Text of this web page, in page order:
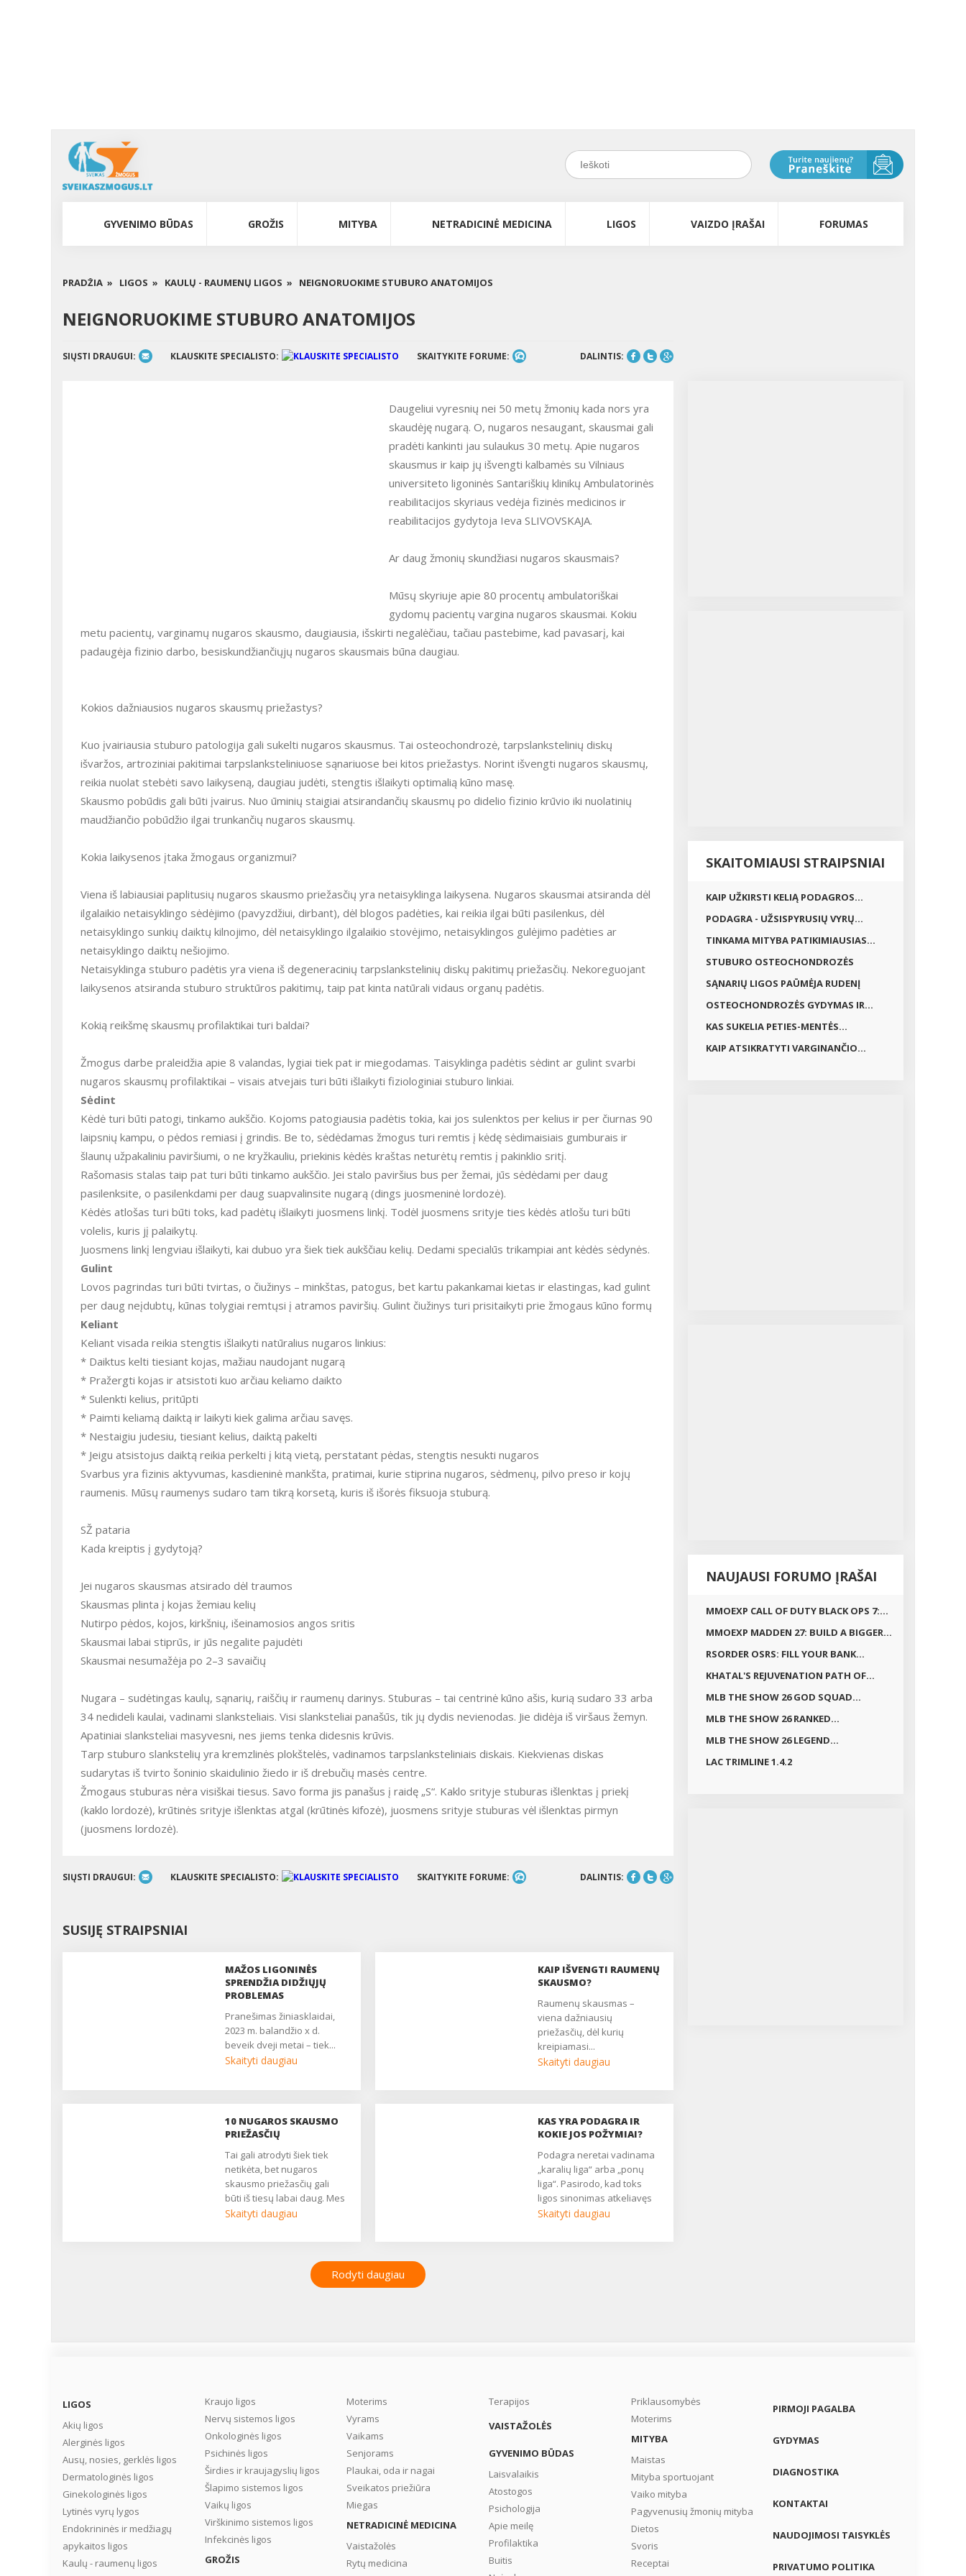
GYVENIMO BŪDAS GROŽIS MITYBA NETRADICINĖ MEDICINA LIGOS VAIZDO ĮRAŠAI FORUMAS
PRADŽIA » LIGOS » KAULŲ - RAUMENŲ LIGOS » NEIGNORUOKIME STUBURO ANATOMIJOS
NEIGNORUOKIME STUBURO ANATOMIJOS
SIŲSTI DRAUGUI: KLAUSKITE SPECIALISTO: SKAITYKITE FORUME: DALINTIS:
Daugeliui vyresnių nei 50 metų žmonių kada nors yra
skaudėję nugarą. O, nugaros nesaugant, skausmai gali
pradėti kankinti jau sulaukus 30 metų. Apie nugaros
skausmus ir kaip jų išvengti kalbamės su Vilniaus
universiteto ligoninės Santariškių klinikų Ambulatorinės
reabilitacijos skyriaus vedėja fizinės medicinos ir
reabilitacijos gydytoja Ieva SLIVOVSKAJA.
Ar daug žmonių skundžiasi nugaros skausmais?
Mūsų skyriuje apie 80 procentų ambulatoriškai
gydomų pacientų vargina nugaros skausmai. Kokiu
metu pacientų, varginamų nugaros skausmo, daugiausia, išskirti negalėčiau, tačiau pastebime, kad pavasarį, kai
padaugėja fizinio darbo, besiskundžiančiųjų nugaros skausmais būna daugiau.
Kokios dažniausios nugaros skausmų priežastys?
Kuo įvairiausia stuburo patologija gali sukelti nugaros skausmus. Tai osteochondrozė, tarpslankstelinių diskų
išvaržos, artroziniai pakitimai tarpslanksteliniuose sąnariuose bei kitos priežastys. Norint išvengti nugaros skausmų,
reikia nuolat stebėti savo laikyseną, daugiau judėti, stengtis išlaikyti optimalią kūno masę.
Skausmo pobūdis gali būti įvairus. Nuo ūminių staigiai atsirandančių skausmų po didelio fizinio krūvio iki nuolatinių
maudžiančio pobūdžio ilgai trunkančių nugaros skausmų.
Kokia laikysenos įtaka žmogaus organizmui?
Viena iš labiausiai paplitusių nugaros skausmo priežasčių yra netaisyklinga laikysena. Nugaros skausmai atsiranda dėl
ilgalaikio netaisyklingo sėdėjimo (pavyzdžiui, dirbant), dėl blogos padėties, kai reikia ilgai būti pasilenkus, dėl
netaisyklingo sunkių daiktų kilnojimo, dėl netaisyklingo ilgalaikio stovėjimo, netaisyklingos gulėjimo padėties ar
netaisyklingo daiktų nešiojimo.
Netaisyklinga stuburo padėtis yra viena iš degeneracinių tarpslankstelinių diskų pakitimų priežasčių. Nekoreguojant
laikysenos atsiranda stuburo struktūros pakitimų, taip pat kinta natūrali vidaus organų padėtis.
Kokią reikšmę skausmų profilaktikai turi baldai?
Žmogus darbe praleidžia apie 8 valandas, lygiai tiek pat ir miegodamas. Taisyklinga padėtis sėdint ar gulint svarbi
nugaros skausmų profilaktikai – visais atvejais turi būti išlaikyti fiziologiniai stuburo linkiai.
Sėdint
Kėdė turi būti patogi, tinkamo aukščio. Kojoms patogiausia padėtis tokia, kai jos sulenktos per kelius ir per čiurnas 90
laipsnių kampu, o pėdos remiasi į grindis. Be to, sėdėdamas žmogus turi remtis į kėdę sėdimaisiais gumburais ir
šlaunų užpakaliniu paviršiumi, o ne kryžkauliu, priekinis kėdės kraštas neturėtų remtis į pakinklio sritį.
Rašomasis stalas taip pat turi būti tinkamo aukščio. Jei stalo paviršius bus per žemai, jūs sėdėdami per daug
pasilenksite, o pasilenkdami per daug suapvalinsite nugarą (dings juosmeninė lordozė).
Kėdės atlošas turi būti toks, kad padėtų išlaikyti juosmens linkį. Todėl juosmens srityje ties kėdės atlošu turi būti
volelis, kuris jį palaikytų.
Juosmens linkį lengviau išlaikyti, kai dubuo yra šiek tiek aukščiau kelių. Dedami specialūs trikampiai ant kėdės sėdynės.
Gulint
Lovos pagrindas turi būti tvirtas, o čiužinys – minkštas, patogus, bet kartu pakankamai kietas ir elastingas, kad gulint
per daug neįdubtų, kūnas tolygiai remtųsi į atramos paviršių. Gulint čiužinys turi prisitaikyti prie žmogaus kūno formų
Keliant
Keliant visada reikia stengtis išlaikyti natūralius nugaros linkius:
* Daiktus kelti tiesiant kojas, mažiau naudojant nugarą
* Pražergti kojas ir atsistoti kuo arčiau keliamo daikto
* Sulenkti kelius, pritūpti
* Paimti keliamą daiktą ir laikyti kiek galima arčiau savęs.
* Nestaigiu judesiu, tiesiant kelius, daiktą pakelti
* Jeigu atsistojus daiktą reikia perkelti į kitą vietą, perstatant pėdas, stengtis nesukti nugaros
Svarbus yra fizinis aktyvumas, kasdieninė mankšta, pratimai, kurie stiprina nugaros, sėdmenų, pilvo preso ir kojų
raumenis. Mūsų raumenys sudaro tam tikrą korsetą, kuris iš išorės fiksuoja stuburą.
SŽ pataria
Kada kreiptis į gydytoją?
Jei nugaros skausmas atsirado dėl traumos
Skausmas plinta į kojas žemiau kelių
Nutirpo pėdos, kojos, kirkšnių, išeinamosios angos sritis
Skausmai labai stiprūs, ir jūs negalite pajudėti
Skausmai nesumažėja po 2–3 savaičių
Nugara – sudėtingas kaulų, sąnarių, raiščių ir raumenų darinys. Stuburas – tai centrinė kūno ašis, kurią sudaro 33 arba
34 nedideli kaulai, vadinami slanksteliais. Visi slanksteliai panašūs, tik jų dydis nevienodas. Jie didėja iš viršaus žemyn.
Apatiniai slanksteliai masyvesni, nes jiems tenka didesnis krūvis.
Tarp stuburo slankstelių yra kremzlinės plokštelės, vadinamos tarpslanksteliniais diskais. Kiekvienas diskas
sudarytas iš tvirto šoninio skaidulinio žiedo ir iš drebučių masės centre.
Žmogaus stuburas nėra visiškai tiesus. Savo forma jis panašus į raidę „S“. Kaklo srityje stuburas išlenktas į priekį
(kaklo lordozė), krūtinės srityje išlenktas atgal (krūtinės kifozė), juosmens srityje stuburas vėl išlenktas pirmyn
(juosmens lordozė).
SIŲSTI DRAUGUI: KLAUSKITE SPECIALISTO: SKAITYKITE FORUME: DALINTIS:
SUSIJĘ STRAIPSNIAI
MAŽOS LIGONINĖS
SPRENDŽIA DIDŽIŲJŲ
PROBLEMAS
pranešimas žiniasklaidai,
2023 m. balandžio x d.
beveik dveji metai – tiek...
Skaityti daugiau
KAIP IŠVENGTI RAUMENŲ
SKAUSMO?
raumenų skausmas –
viena dažniausių
priežasčių, dėl kurių
kreipiamasi...
Skaityti daugiau
10 NUGAROS SKAUSMO
PRIEŽASČIŲ
Tai gali atrodyti šiek tiek
netikėta, bet nugaros
skausmo priežasčių gali
būti iš tiesų labai daug. Mes
dalinamės dešimtimi
Galbūt kai kurios iš jų
Skaityti daugiau
KAS YRA PODAGRA IR
KOKIE JOS POŽYMIAI?
Podagra neretai vadinama
„karalių liga“ arba „ponų
liga“. Pasirodo, kad toks
ligos sinonimas atkeliavęs
iš senų laikų, kai
apykaitos sutrikimo gydymo
principai? ...
Skaityti daugiau
Rodyti daugiau
SKAITOMIAUSI STRAIPSNIAI
KAIP UŽKIRSTI KELIĄ PODAGROS...
PODAGRA - UŽSISPYRUSIŲ VYRŲ...
TINKAMA MITYBA PATIKIMIAUSIAS...
STUBURO OSTEOCHONDROZĖS
GYDYMAS...
SĄNARIŲ LIGOS PAŪMĖJA RUDENĮ
OSTEOCHONDROZĖS GYDYMAS IR...
KAS SUKELIA PETIES-MENTĖS...
KAIP ATSIKRATYTI VARGINANČIO...
NAUJAUSI FORUMO ĮRAŠAI
MMOEXP CALL OF DUTY BLACK OPS 7:...
MMOEXP MADDEN 27: BUILD A BIGGER...
RSORDER OSRS: FILL YOUR BANK...
KHATAL'S REJUVENATION PATH OF...
MLB THE SHOW 26 GOD SQUAD...
MLB THE SHOW 26 RANKED...
MLB THE SHOW 26 LEGEND...
LAC TRIMLINE 1.4.2
LIGOS
Akių ligos
Alerginės ligos
Ausų, nosies, gerklės ligos
Dermatologinės ligos
Ginekologinės ligos
Lytinės vyrų lygos
Endokrininės ir medžiagų
apykaitos ligos
Kaulų - raumenų ligos
Kraujo ligos
Nervų sistemos ligos
Onkologinės ligos
Psichinės ligos
Širdies ir kraujagyslių ligos
Šlapimo sistemos ligos
Vaikų ligos
Virškinimo sistemos ligos
Infekcinės ligos
GROŽIS
Moterims
Vyrams
Vaikams
Senjorams
Plaukai, oda ir nagai
Sveikatos priežiūra
Miegas
NETRADICINĖ MEDICINA
Vaistažolės
Rytų medicina
Terapijos
VAISTAŽOLĖS
GYVENIMO BŪDAS
Laisvalaikis
Atostogos
Psichologija
Apie meilę
Profilaktika
Buitis
Priklausomybės
Moterims
MITYBA
Maistas
Mityba sportuojant
Vaiko mityba
Pagyvenusių žmonių mityba
Dietos
Svoris
Receptai
PIRMOJI PAGALBA
GYDYMAS
DIAGNOSTIKA
KONTAKTAI
NAUDOJIMOSI TAISYKLĖS
PRIVATUMO POLITIKA